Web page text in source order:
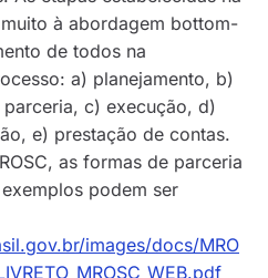
à abordagem bottom-
de todos na
a) planejamento, b)
c) execução, d)
e) prestação de contas.
as formas de parceria
podem ser
images/docs/MRO